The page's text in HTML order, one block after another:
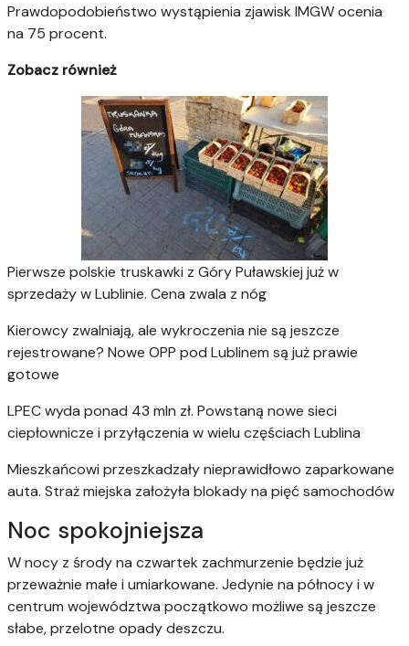
Prawdopodobieństwo wystąpienia zjawisk IMGW ocenia
na 75 procent.
Zobacz również
Pierwsze polskie truskawki z Góry Puławskiej już w
sprzedaży w Lublinie. Cena zwala z nóg
Kierowcy zwalniają, ale wykroczenia nie są jeszcze
rejestrowane? Nowe OPP pod Lublinem są już prawie
gotowe
LPEC wyda ponad 43 mln zł. Powstaną nowe sieci
ciepłownicze i przyłączenia w wielu częściach Lublina
Mieszkańcowi przeszkadzały nieprawidłowo zaparkowane
auta. Straż miejska założyła blokady na pięć samochodów
Noc spokojniejsza
W nocy z środy na czwartek zachmurzenie będzie już
przeważnie małe i umiarkowane. Jedynie na północy i w
centrum województwa początkowo możliwe są jeszcze
słabe, przelotne opady deszczu.